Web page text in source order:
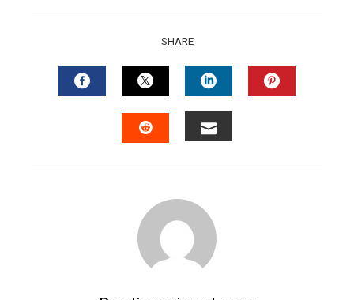
SHARE
FACEBOOKTWITTERLINKEDIN